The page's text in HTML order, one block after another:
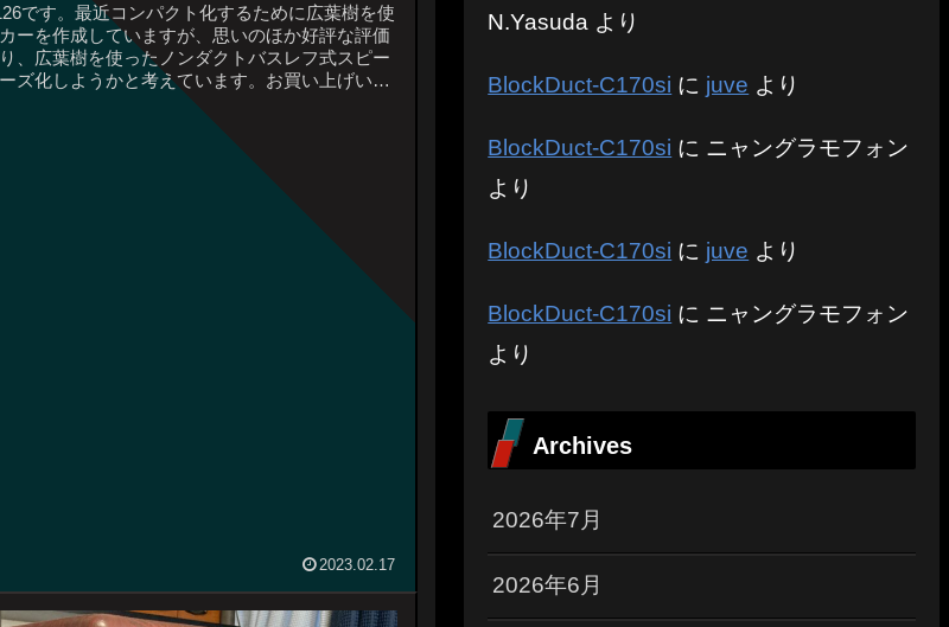
です。最近コンパクト化するために広葉樹を使
ーを作成していますが、思いのほか好評な評価
、広葉樹を使ったノンダクトバスレフ式スピー
ズ化しようかと考えています。お買い上げいた
2023.02.17
N.Yasuda より
BlockDuct-C170si に juve より
BlockDuct-C170si に ニャングラモフォン
より
BlockDuct-C170si に juve より
BlockDuct-C170si に ニャングラモフォン
より
Archives
2026年7月
2026年6月